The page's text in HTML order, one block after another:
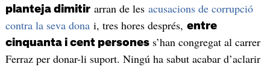
planteja dimitirarran de les acusacions de corrupció
contra la seva donai, tres hores després, entre
cinquanta i cent personess’han congregat al carrer
Ferraz per donar-li suport. Ningú ha sabut acabar d’aclarir